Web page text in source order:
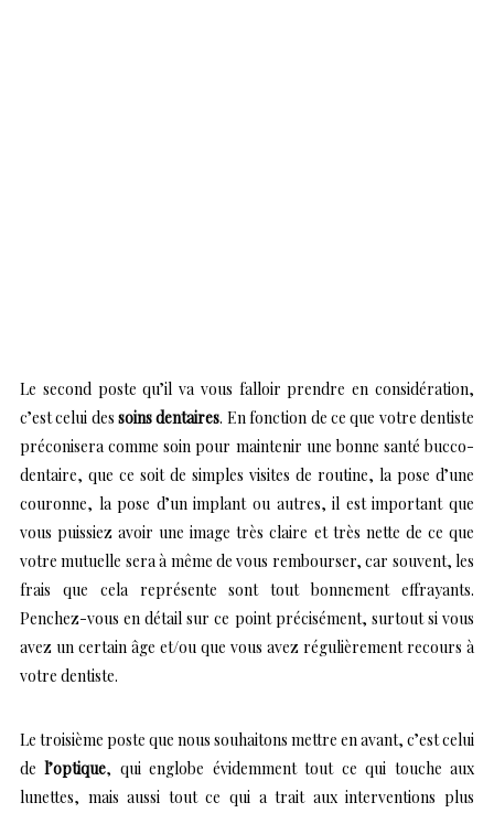
Le second poste qu’il va vous falloir prendre en considération,
c’est celui dessoins dentaires. En fonction de ce que votre dentiste
préconisera comme soin pour maintenir une bonne santé bucco-
dentaire, que ce soit de simples visites de routine, la pose d’une
couronne, la pose d’un implant ou autres, il est important que
vous puissiez avoir une image très claire et très nette de ce que
votre mutuelle sera à même de vous rembourser, car souvent, les
frais que cela représente sont tout bonnement effrayants.
Penchez-vous en détail sur ce point précisément, surtout si vous
avez un certain âge et/ou que vous avez régulièrement recours à
votre dentiste.
Le troisième poste que nous souhaitons mettre en avant, c’est celui
del’optique, qui englobe évidemment tout ce qui touche aux
lunettes, mais aussi tout ce qui a trait aux interventions plus